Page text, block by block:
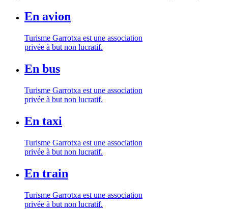
En avion
Turisme Garrotxa est une association
privée à but non lucratif.
En bus
Turisme Garrotxa est une association
privée à but non lucratif.
En taxi
Turisme Garrotxa est une association
privée à but non lucratif.
En train
Turisme Garrotxa est une association
privée à but non lucratif.